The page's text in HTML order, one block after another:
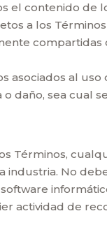
el contenido de
a los
compartidas
asociados al uso
daño, sea cual
Términos,
industria. No
actividad de